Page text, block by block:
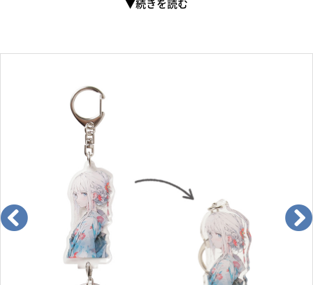
スタンドと台座を連結させて持ち運べるアクリルキーホルダー
キーホルダーとして持ち歩き、出先で作業をする時やカラオケ
等の推し活の際に、スタンドにして使用する事が可能です。
身に付けて良し、飾って良しの2way仕様！
キャラクターやロゴに合ったフルカラー印刷＋カットでオリジ
ナリティの高いグッズを制作ができます。
自社工場に、最新のインクジェットプリンターとカッティング
機を新たに複数台導入したことにより
高い生産性とコストダウンを実現しました。
小ロットから大ロットまでご注文可能で様々な案件に使いやす